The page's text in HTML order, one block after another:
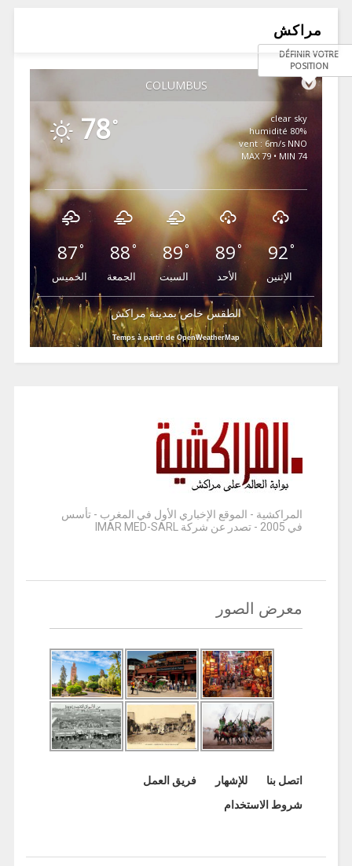
مراكش
COLUMBUS
DÉFINIR VOTRE
POSITION
78 °
clear sky
80% humidité
vent : 6m/s NNO
MAX 79 • MIN 74
87°
الخميس
88°
الجمعة
89°
السبت
89°
الأحد
92°
الإثنين
الطقس خاص بمدينة مراكش
Temps à partir de OpenWeatherMap
المراكشية - الموقع الإخباري الأول في المغرب - تأسس
في 2005 - تصدر عن شركة IMAR MED-SARL
معرض الصور
اتصل بنا للإشهار
فريق العمل
شروط الاستخدام